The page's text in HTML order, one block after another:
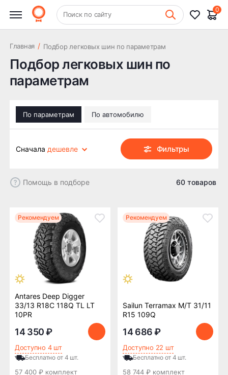
+7 (831) 261-35-35 Шиномонтаж
Поиск по сайту
0
Главная / Подбор легковых шин по параметрам
Подбор легковых шин по
параметрам
По параметрам По автомобилю
Сначала дешевле
Дороже
Фильтры
Очистить Фильтры
Размер в дюймах
Цена
Под заказ 5-6 дней
Под заказ 7-8 дней
Всесезонные Лето
Показать все (24)
Kama Hankook
Sailun
Kumho
Roadcruza
Roadstone Windforce
Antares
Ilink
Landspider
Grenlander
RockBlade
Ширина профиля
Помощь в подборе 60 товаров
Рекомендуем
Antares Deep Digger
33/13 R18C 118Q TL LT
10PR
14 350 ₽
Доступно 4 шт
Бесплатно от 4 шт.
57 400 ₽ комплект
Рекомендуем
Sailun Terramax M/T 31/11
R15 109Q
14 686 ₽
Доступно 22 шт
Бесплатно от 4 шт.
58 744 ₽ комплект